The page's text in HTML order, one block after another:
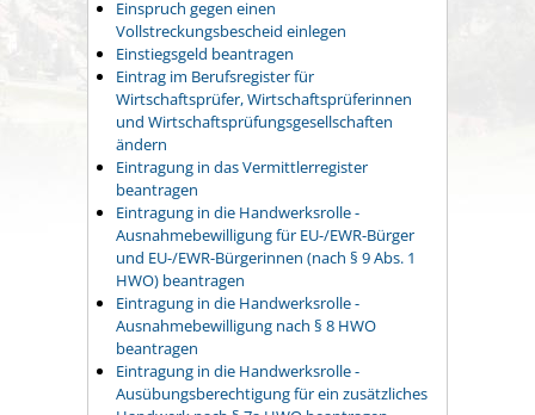
Einspruch gegen einen
Vollstreckungsbescheid einlegen
Einstiegsgeld beantragen
Eintrag im Berufsregister für
Wirtschaftsprüfer, Wirtschaftsprüferinnen
und Wirtschaftsprüfungsgesellschaften
ändern
Eintragung in das Vermittlerregister
beantragen
Eintragung in die Handwerksrolle -
Ausnahmebewilligung für EU-/EWR-Bürger
und EU-/EWR-Bürgerinnen (nach § 9 Abs. 1
HWO) beantragen
Eintragung in die Handwerksrolle -
Ausnahmebewilligung nach § 8 HWO
beantragen
Eintragung in die Handwerksrolle -
Ausübungsberechtigung für ein zusätzliches